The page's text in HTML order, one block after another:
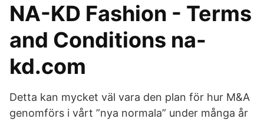
NA-KD Fashion - Terms
and Conditions na-
kd.com
Detta kan mycket väl vara den plan för hur M&A
genomförs i vårt ”nya normala” under många år